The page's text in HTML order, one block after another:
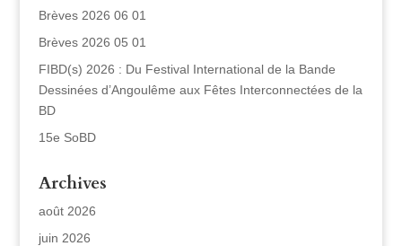
Brèves 2026 06 01
Brèves 2026 05 01
FIBD(s) 2026 : Du Festival International de la Bande
Dessinées d’Angoulême aux Fêtes Interconnectées de la
BD
15e SoBD
Archives
août 2026
juin 2026